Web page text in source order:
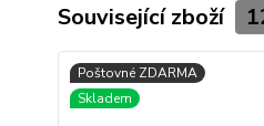
Související zboží